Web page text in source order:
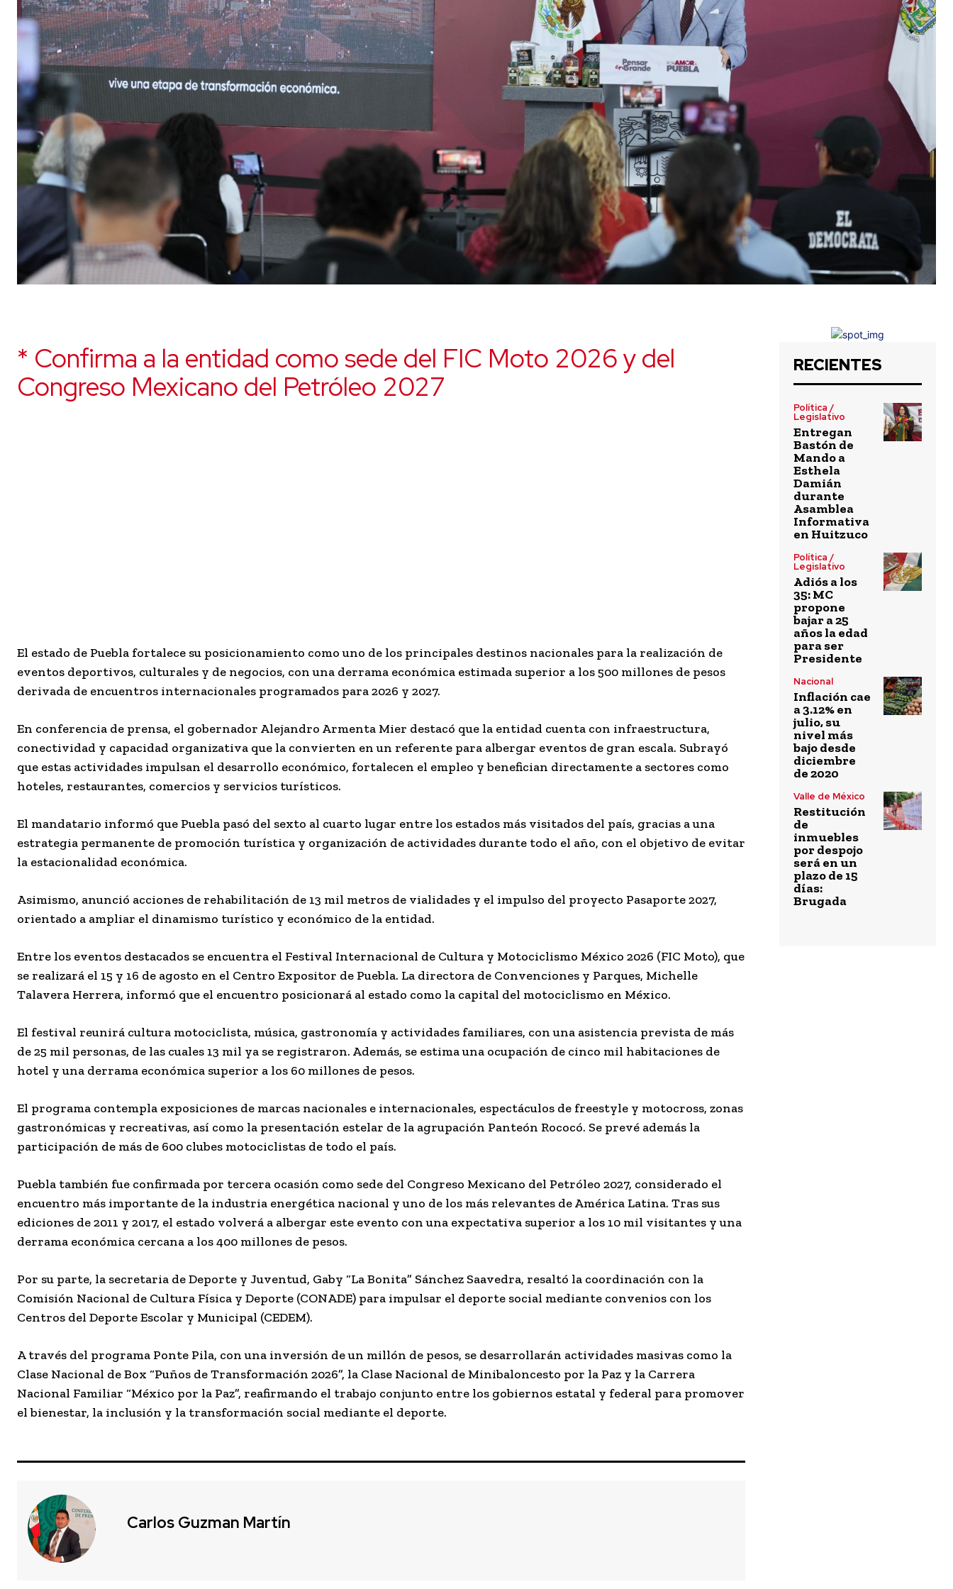
* Confirma a la entidad como sede del FIC Moto 2026 y del
Congreso Mexicano del Petróleo 2027
El estado de Puebla fortalece su posicionamiento como uno de los principales destinos nacionales para la realización de
eventos deportivos, culturales y de negocios, con una derrama económica estimada superior a los 500 millones de pesos
derivada de encuentros internacionales programados para 2026 y 2027.
En conferencia de prensa, el gobernador Alejandro Armenta Mier destacó que la entidad cuenta con infraestructura,
conectividad y capacidad organizativa que la convierten en un referente para albergar eventos de gran escala. Subrayó
que estas actividades impulsan el desarrollo económico, fortalecen el empleo y benefician directamente a sectores como
hoteles, restaurantes, comercios y servicios turísticos.
El mandatario informó que Puebla pasó del sexto al cuarto lugar entre los estados más visitados del país, gracias a una
estrategia permanente de promoción turística y organización de actividades durante todo el año, con el objetivo de evitar
la estacionalidad económica.
Asimismo, anunció acciones de rehabilitación de 13 mil metros de vialidades y el impulso del proyecto Pasaporte 2027,
orientado a ampliar el dinamismo turístico y económico de la entidad.
Entre los eventos destacados se encuentra el Festival Internacional de Cultura y Motociclismo México 2026 (FIC Moto), que
se realizará el 15 y 16 de agosto en el Centro Expositor de Puebla. La directora de Convenciones y Parques, Michelle
Talavera Herrera, informó que el encuentro posicionará al estado como la capital del motociclismo en México.
El festival reunirá cultura motociclista, música, gastronomía y actividades familiares, con una asistencia prevista de más
de 25 mil personas, de las cuales 13 mil ya se registraron. Además, se estima una ocupación de cinco mil habitaciones de
hotel y una derrama económica superior a los 60 millones de pesos.
El programa contempla exposiciones de marcas nacionales e internacionales, espectáculos de freestyle y motocross, zonas
gastronómicas y recreativas, así como la presentación estelar de la agrupación Panteón Rococó. Se prevé además la
participación de más de 600 clubes motociclistas de todo el país.
Puebla también fue confirmada por tercera ocasión como sede del Congreso Mexicano del Petróleo 2027, considerado el
encuentro más importante de la industria energética nacional y uno de los más relevantes de América Latina. Tras sus
ediciones de 2011 y 2017, el estado volverá a albergar este evento con una expectativa superior a los 10 mil visitantes y una
derrama económica cercana a los 400 millones de pesos.
Por su parte, la secretaria de Deporte y Juventud, Gaby “La Bonita” Sánchez Saavedra, resaltó la coordinación con la
Comisión Nacional de Cultura Física y Deporte (CONADE) para impulsar el deporte social mediante convenios con los
Centros del Deporte Escolar y Municipal (CEDEM).
A través del programa Ponte Pila, con una inversión de un millón de pesos, se desarrollarán actividades masivas como la
Clase Nacional de Box “Puños de Transformación 2026”, la Clase Nacional de Minibaloncesto por la Paz y la Carrera
Nacional Familiar “México por la Paz”, reafirmando el trabajo conjunto entre los gobiernos estatal y federal para promover
el bienestar, la inclusión y la transformación social mediante el deporte.
Carlos Guzman Martín
RECIENTES
Política /
Legislativo
Entregan
Bastón de
Mando a
Esthela
Damián
durante
Asamblea
Informativa
en Huitzuco
Política /
Legislativo
Adiós a los
35: MC
propone
bajar a 25
años la edad
para ser
Presidente
Nacional
Inflación cae
a 3.12% en
julio, su
nivel más
bajo desde
diciembre
de 2020
Valle de México
Restitución
de
inmuebles
por despojo
será en un
plazo de 15
días:
Brugada